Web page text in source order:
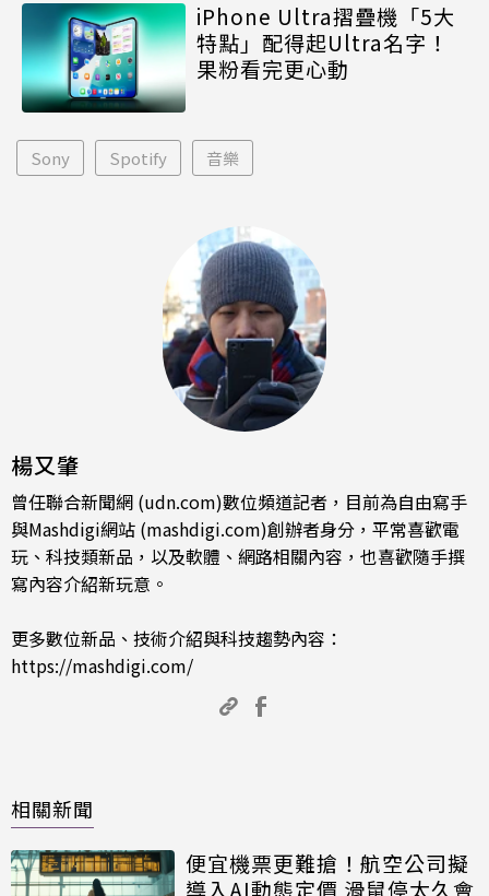
iPhone Ultra摺疊機「5大
特點」配得起Ultra名字！
果粉看完更心動
Sony Spotify 音樂
楊又肇
曾任聯合新聞網 (udn.com)數位頻道記者，目前為自由寫手
與Mashdigi網站 (mashdigi.com)創辦者身分，平常喜歡電
玩、科技類新品，以及軟體、網路相關內容，也喜歡隨手撰
寫內容介紹新玩意。
更多數位新品、技術介紹與科技趨勢內容：
https://mashdigi.com/
相關新聞
便宜機票更難搶！航空公司擬
導入AI動態定價 滑鼠停太久會